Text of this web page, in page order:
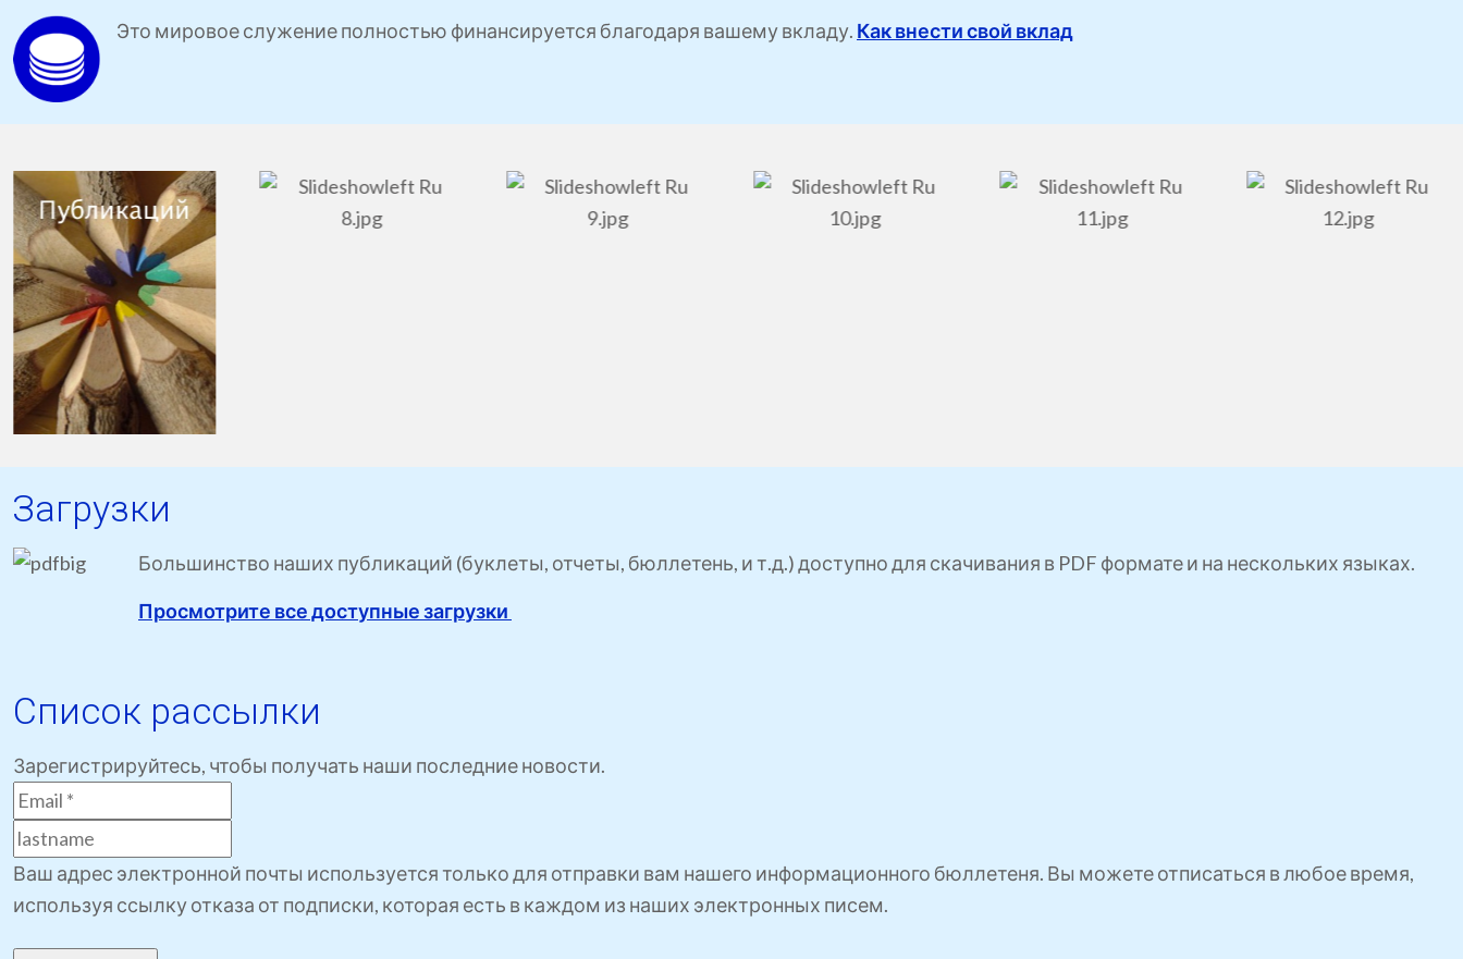
Это мировое служение полностью финансируется благодаря вашему вкладу. Как внести свой вклад
Загрузки
Большинство наших публикаций (буклеты, отчеты, бюллетень, и т.д.) доступно для скачивания в PDF формате и на нескольких языках.
Просмотрите все доступные загрузки
Список рассылки
Зарегистрируйтесь, чтобы получать наши последние новости.
Ваш адрес электронной почты используется только для отправки вам нашего информационного бюллетеня. Вы можете отписаться в любое время,
используя ссылку отказа от подписки, которая есть в каждом из наших электронных писем.